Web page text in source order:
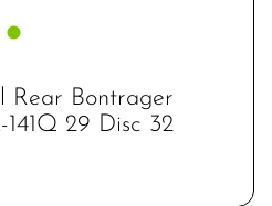
Rear Bontrager
29 Disc 32